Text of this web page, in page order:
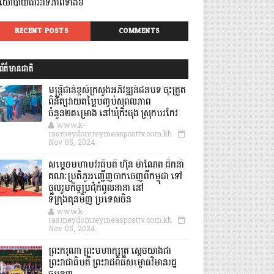
ោបាយជាអាទិភាពទាំង៦
RECENT POSTS COMMENTS
ត៌មានជាតិ
មន្ត្រីជាន់ខ្ពស់ក្រសួងអភិវឌ្ឍន៍ជនបទ ចុះត្រួត
ពិនិត្យវាយតម្លៃបញ្ចប់សុពលភាព
ចំនួន២គម្រោង នៅឃុំកិះចុង ស្រុកបរកែវ
www.k-
rasmeydomreymeasposttv.com.kh
Nov 05, 2024
សម្តេចមហាបវរធិបតី ហ៊ុន ម៉ាណែត ដឹកនាំ
គណៈប្រតិភូអញ្ជើញចាកចេញពីកម្ពុជា ទៅ
ចូលរួមកិច្ចប្រជុំកំពូលនានា នៅ
ទីក្រុងគុនមិញ ប្រទេសចិន
www.k-
rasmeydomreymeasposttv.com.kh
Nov 05, 2024
ព្រះករុណា ព្រះមហាក្សត្រ ស្តេចយាងជា
ព្រះរាជាធិបតី ព្រះរាជពិធីសម្ពោធវិមានរដ្ឋ